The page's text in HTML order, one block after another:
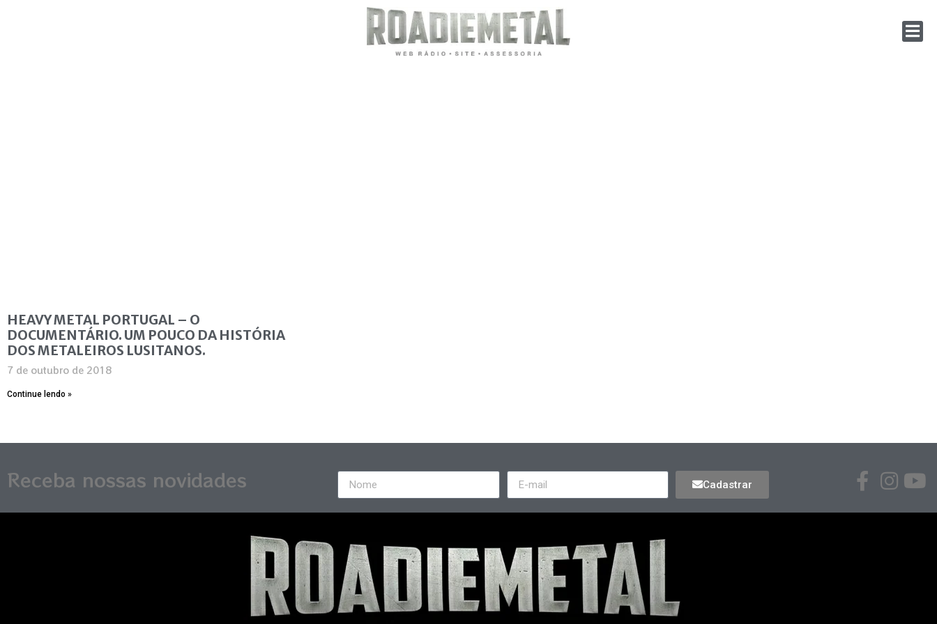
HEAVY METAL PORTUGAL – O
DOCUMENTÁRIO. UM POUCO DA HISTÓRIA
DOS METALEIROS LUSITANOS.
7 de outubro de 2018
Continue lendo »
Receba nossas novidades Cadastrar